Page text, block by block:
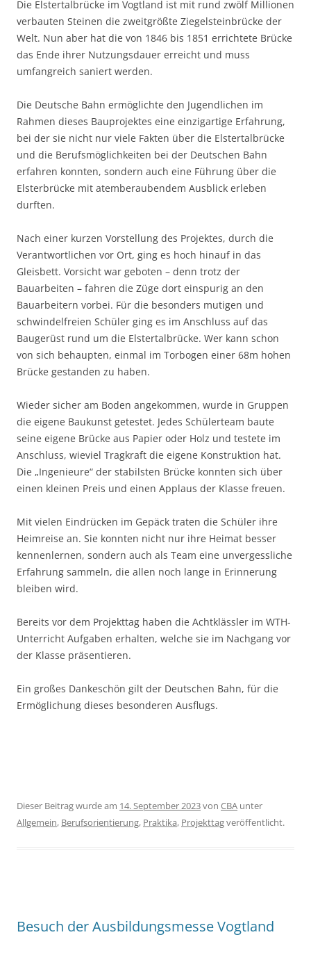
Die Elstertalbrücke im Vogtland ist mit rund zwölf Millionen
verbauten Steinen die zweitgrößte Ziegelsteinbrücke der
Welt. Nun aber hat die von 1846 bis 1851 errichtete Brücke
das Ende ihrer Nutzungsdauer erreicht und muss
umfangreich saniert werden.
Die Deutsche Bahn ermöglichte den Jugendlichen im
Rahmen dieses Bauprojektes eine einzigartige Erfahrung,
bei der sie nicht nur viele Fakten über die Elstertalbrücke
und die Berufsmöglichkeiten bei der Deutschen Bahn
erfahren konnten, sondern auch eine Führung über die
Elsterbrücke mit atemberaubendem Ausblick erleben
durften.
Nach einer kurzen Vorstellung des Projektes, durch die
Verantwortlichen vor Ort, ging es hoch hinauf in das
Gleisbett. Vorsicht war geboten – denn trotz der
Bauarbeiten – fahren die Züge dort einspurig an den
Bauarbeitern vorbei. Für die besonders mutigen und
schwindelfreien Schüler ging es im Anschluss auf das
Baugerüst rund um die Elstertalbrücke. Wer kann schon
von sich behaupten, einmal im Torbogen einer 68m hohen
Brücke gestanden zu haben.
Wieder sicher am Boden angekommen, wurde in Gruppen
die eigene Baukunst getestet. Jedes Schülerteam baute
seine eigene Brücke aus Papier oder Holz und testete im
Anschluss, wieviel Tragkraft die eigene Konstruktion hat.
Die „Ingenieure“ der stabilsten Brücke konnten sich über
einen kleinen Preis und einen Applaus der Klasse freuen.
Mit vielen Eindrücken im Gepäck traten die Schüler ihre
Heimreise an. Sie konnten nicht nur ihre Heimat besser
kennenlernen, sondern auch als Team eine unvergessliche
Erfahrung sammeln, die allen noch lange in Erinnerung
bleiben wird.
Bereits vor dem Projekttag haben die Achtklässler im WTH-
Unterricht Aufgaben erhalten, welche sie im Nachgang vor
der Klasse präsentieren.
Ein großes Dankeschön gilt der Deutschen Bahn, für die
Ermöglichung dieses besonderen Ausflugs.
Dieser Beitrag wurde am 14. September 2023von CBA unter
Allgemein, Berufsorientierung, Praktika, Projekttagveröffentlicht.
Besuch der Ausbildungsmesse Vogtland